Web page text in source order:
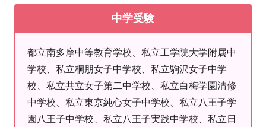
験対策で志望校合格へ導きます。
私立明星高校、私立立川女子高校、私立日本大学
明誠高校、私立日私本工業大学駒場高校、昭私立
立拓殖大学第一高校、私立八王子実践高校、私立
聖パウロ学園高校、私立工学院大附属高校、私立
Ｎ高校、私立大東学園高校 など
中学受験
都立南多摩中等教育学校、私立工学院大学附属中
学校、私立桐朋女子中学校、私立駒沢女子中学
校、私立共立女子第二中学校、私立白梅学園清修
中学校、私立東京純心女子中学校、私立八王子学
園八王子中学校、私立八王子実践中学校、私立日